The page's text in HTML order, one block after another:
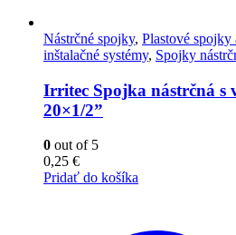
Nástrčné spojky, Plastové spojky
inštalačné systémy, Spojky
Irritec Spojka nástrčná s
20×1/2”
0 out of 5
0,25 €
Pridať do košíka